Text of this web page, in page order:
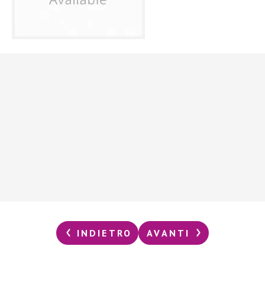
INDIETRO AVANTI